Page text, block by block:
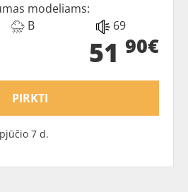
modeliams:
B 69
51 90€
PIRKTI
7 d.